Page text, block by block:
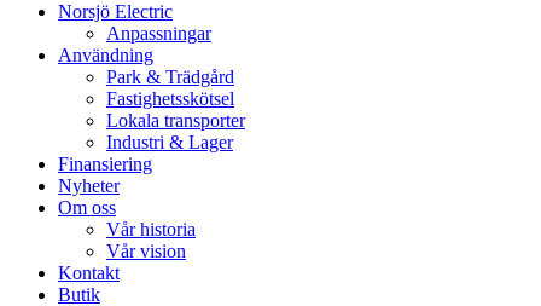
Norsjö Electric
Anpassningar
Användning
Park & Trädgård
Fastighetsskötsel
Lokala transporter
Industri & Lager
Finansiering
Nyheter
Om oss
Vår historia
Vår vision
Kontakt
Butik